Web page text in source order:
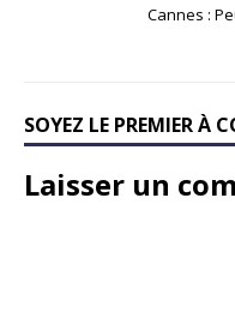
Cannes :
SOYEZ LE PREMIER À
Laisser un